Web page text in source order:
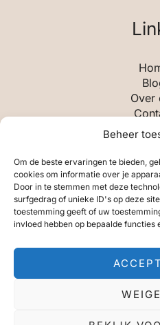
Beheer
Om de beste ervaringen te bieden,
cookies om informatie over je
Door in te stemmen met deze
surfgedrag of unieke ID's op deze
toestemming geeft of uw
invloed hebben op bepaalde functies
Over
Aandelen
Leiderschap &
Copyright ©